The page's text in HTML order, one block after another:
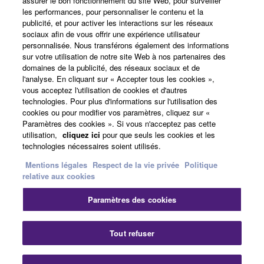
A propos de Yamaha
France - French
Professionnel
Nous contacterConditions d'utilisation
Respect de la vie privéePolitique relative aux cookies
Mentions légales
les performances, pour personnaliser le contenu et la
publicité, et pour activer les interactions sur les réseaux
sociaux afin de vous offrir une expérience utilisateur
personnalisée. Nous transférons également des informations
sur votre utilisation de notre site Web à nos partenaires des
domaines de la publicité, des réseaux sociaux et de
l'analyse. En cliquant sur « Accepter tous les cookies »,
vous acceptez l'utilisation de cookies et d'autres
technologies. Pour plus d'informations sur l'utilisation des
cookies ou pour modifier vos paramètres, cliquez sur «
Paramètres des cookies ». Si vous n'acceptez pas cette
utilisation, cliquez ici pour que seuls les cookies et les
technologies nécessaires soient utilisés.
Mentions légales Respect de la vie privée Politique
relative aux cookies
Paramètres des cookies
Tout refuser